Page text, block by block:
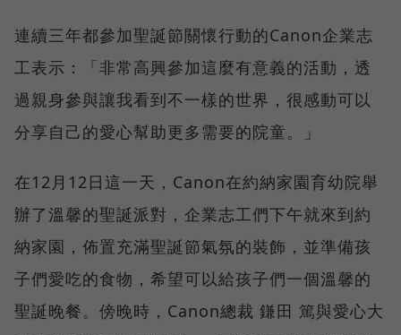
連續三年都參加聖誕節關懷行動的Canon企業志
工表示：「非常高興參加這麼有意義的活動，透
過親身參與讓我看到不一樣的世界，很感動可以
分享自己的愛心幫助更多需要的院童。」
在12月12日這一天，Canon在約納家園育幼院舉
辦了溫馨的聖誕派對，企業志工們下午就來到約
納家園，佈置充滿聖誕節氣氛的裝飾，並準備孩
子們愛吃的食物，希望可以給孩子們一個溫馨的
聖誕晚餐。傍晚時，Canon總裁 鎌田 篤與愛心大